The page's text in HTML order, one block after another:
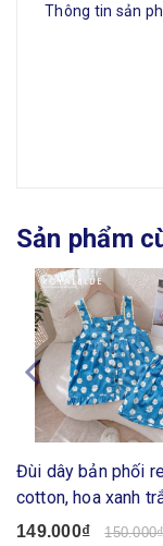
Thông tin sản
Sản phẩm
Đùi dây bản phối
cotton, hoa xanh
149.000₫ 150.000₫